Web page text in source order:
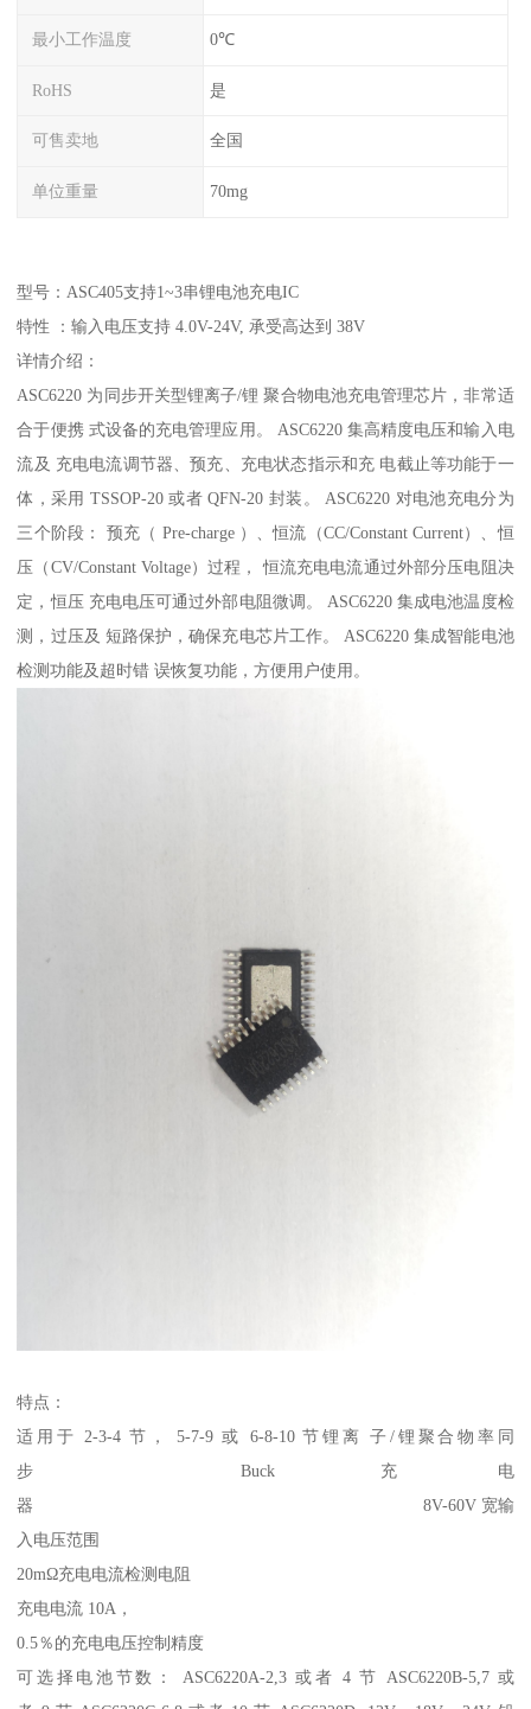
最小工作温度 0℃
RoHS 是
可售卖地 全国
单位重量 70mg
型号：ASC405支持1~3串锂电池充电IC
特性 ：输入电压支持 4.0V-24V, 承受高达到 38V
详情介绍：
ASC6220 为同步开关型锂离子/锂 聚合物电池充电管理芯片，非常适
合于便携 式设备的充电管理应用。 ASC6220 集高精度电压和输入电
流及 充电电流调节器、预充、充电状态指示和充 电截止等功能于一
体，采用 TSSOP-20 或者 QFN-20 封装。 ASC6220 对电池充电分为
三个阶段： 预充（ Pre-charge ）、恒流（CC/Constant Current）、恒
压（CV/Constant Voltage）过程， 恒流充电电流通过外部分压电阻决
定，恒压 充电电压可通过外部电阻微调。 ASC6220 集成电池温度检
测，过压及 短路保护，确保充电芯片工作。 ASC6220 集成智能电池
检测功能及超时错 误恢复功能，方便用户使用。
特点：
适用于 2-3-4 节， 5-7-9 或 6-8-10 节锂离 子/锂聚合物率同
步 Buck 充电
器 8V-60V 宽输
入电压范围
20mΩ充电电流检测电阻
充电电流 10A，
0.5％的充电电压控制精度
可选择电池节数： ASC6220A-2,3 或者 4 节 ASC6220B-5,7 或